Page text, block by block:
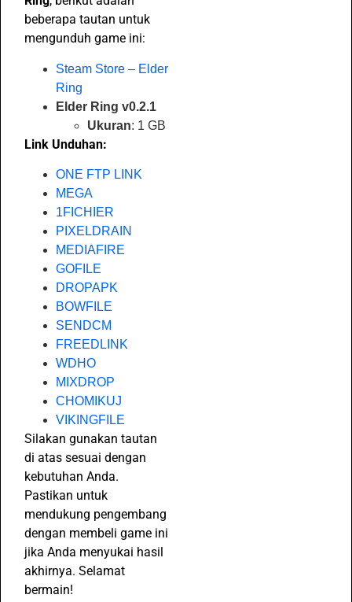
beberapa tautan untuk
mengunduh game ini:
Steam Store – Elder
Ring
Elder Ring v0.2.1
Ukuran: 1 GB
Link Unduhan:
ONE FTP LINK
MEGA
1FICHIER
PIXELDRAIN
MEDIAFIRE
GOFILE
DROPAPK
BOWFILE
SENDCM
FREEDLINK
WDHO
MIXDROP
CHOMIKUJ
VIKINGFILE
Silakan gunakan tautan
di atas sesuai dengan
kebutuhan Anda.
Pastikan untuk
mendukung pengembang
dengan membeli game ini
jika Anda menyukai hasil
akhirnya. Selamat
bermain!